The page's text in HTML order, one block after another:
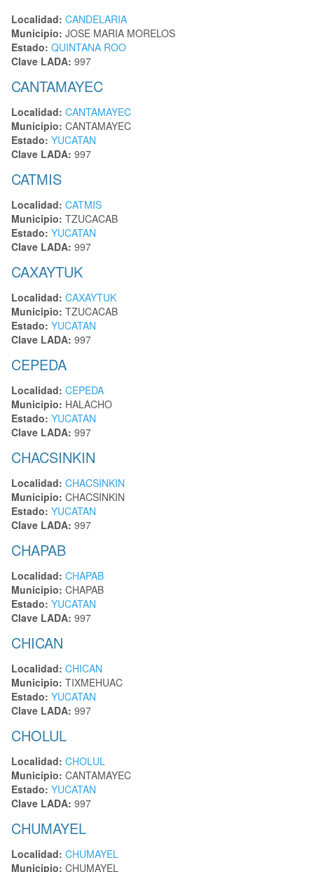
Localidad: CANDELARIA
Municipio: JOSE MARIA MORELOS
Estado: QUINTANA ROO
Clave LADA: 997
CANTAMAYEC
Localidad: CANTAMAYEC
Municipio: CANTAMAYEC
Estado: YUCATAN
Clave LADA: 997
CATMIS
Localidad: CATMIS
Municipio: TZUCACAB
Estado: YUCATAN
Clave LADA: 997
CAXAYTUK
Localidad: CAXAYTUK
Municipio: TZUCACAB
Estado: YUCATAN
Clave LADA: 997
CEPEDA
Localidad: CEPEDA
Municipio: HALACHO
Estado: YUCATAN
Clave LADA: 997
CHACSINKIN
Localidad: CHACSINKIN
Municipio: CHACSINKIN
Estado: YUCATAN
Clave LADA: 997
CHAPAB
Localidad: CHAPAB
Municipio: CHAPAB
Estado: YUCATAN
Clave LADA: 997
CHICAN
Localidad: CHICAN
Municipio: TIXMEHUAC
Estado: YUCATAN
Clave LADA: 997
CHOLUL
Localidad: CHOLUL
Municipio: CANTAMAYEC
Estado: YUCATAN
Clave LADA: 997
CHUMAYEL
Localidad: CHUMAYEL
Municipio: CHUMAYEL